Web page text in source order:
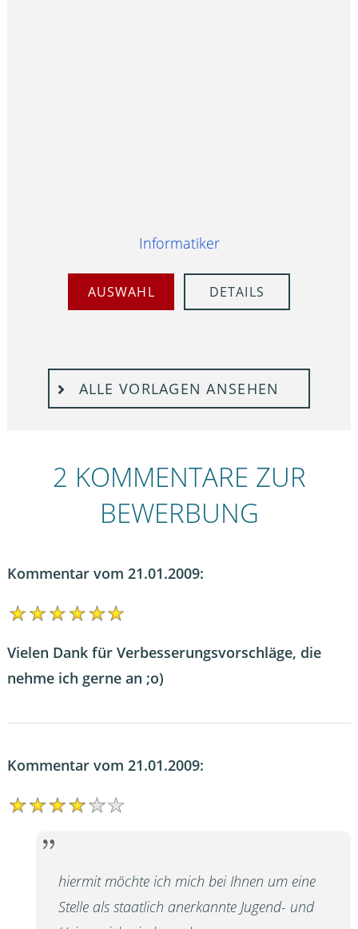
Informatiker
AUSWAHL DETAILS
ALLE VORLAGEN ANSEHEN
2 KOMMENTARE ZUR
BEWERBUNG
Kommentar vom 21.01.2009:
Vielen Dank für Verbesserungsvorschläge, die
nehme ich gerne an ;o)
Kommentar vom 21.01.2009:
hiermit möchte ich mich bei Ihnen um eine
Stelle als staatlich anerkannte Jugend- und